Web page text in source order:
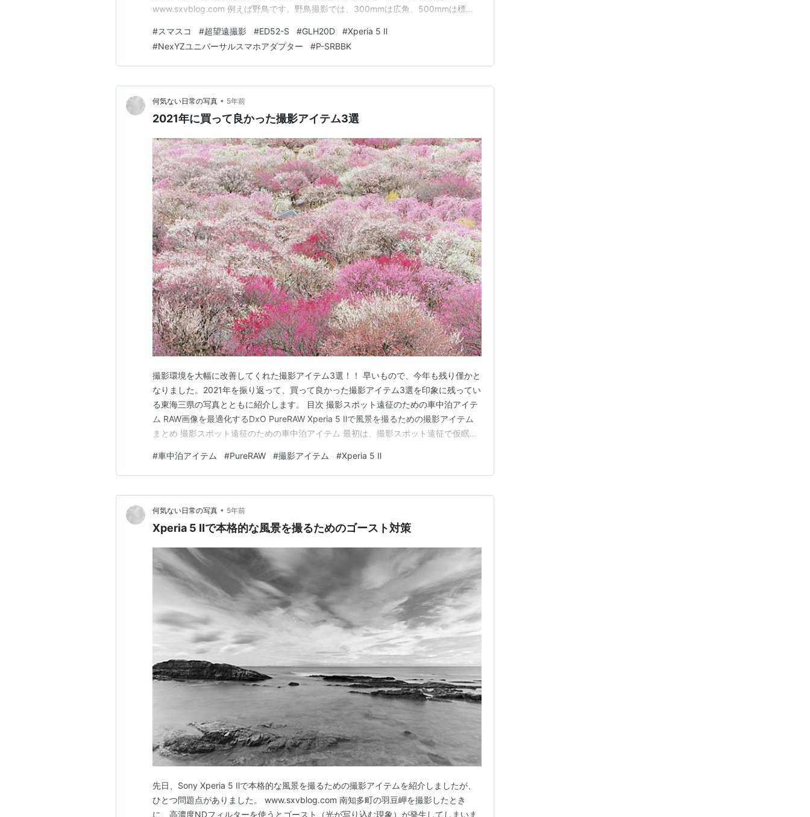
www.sxvblog.com 例えば野鳥です。野鳥撮影では、300mmは広角、500mmは標
では超広角になってしまいます（笑）。 デジタル１眼カメラの超望遠レンズは、大き
く重く高…
#スマスコ #超望遠撮影 #ED52-S #GLH20D #Xperia 5 Ⅱ
#NexYZユニバーサルスマホアダプター #P-SRBBK
何気ない日常の写真 • 5年前
2021年に買って良かった撮影アイテム3選
撮影環境を大幅に改善してくれた撮影アイテム3選！！ 早いもので、今年も残り僅かと
なりました。2021年を振り返って、買って良かった撮影アイテム3選を印象に残ってい
る東海三県の写真とともに紹介します。 目次 撮影スポット遠征のための車中泊アイテ
ム RAW画像を最適化するDxO PureRAW Xperia 5 Ⅱで風景を撮るための撮影アイテム
まとめ 撮影スポット遠征のための車中泊アイテム 最初は、撮影スポット遠征で仮眠を
が、年齢とともに長距離の運転と長時間の撮影が体力的に厳しくなってきました
（笑）。 www.sxvbl…
#車中泊アイテム #PureRAW #撮影アイテム #Xperia 5 Ⅱ
何気ない日常の写真 • 5年前
Xperia 5 Ⅱで本格的な風景を撮るためのゴースト対策
先日、Sony Xperia 5 Ⅱで本格的な風景を撮るための撮影アイテムを紹介しましたが、
ひとつ問題点がありました。 www.sxvblog.com 南知多町の羽豆岬を撮影したとき
に、高濃度NDフィルターを使うとゴースト（光が写り込む現象）が発生してしまいま